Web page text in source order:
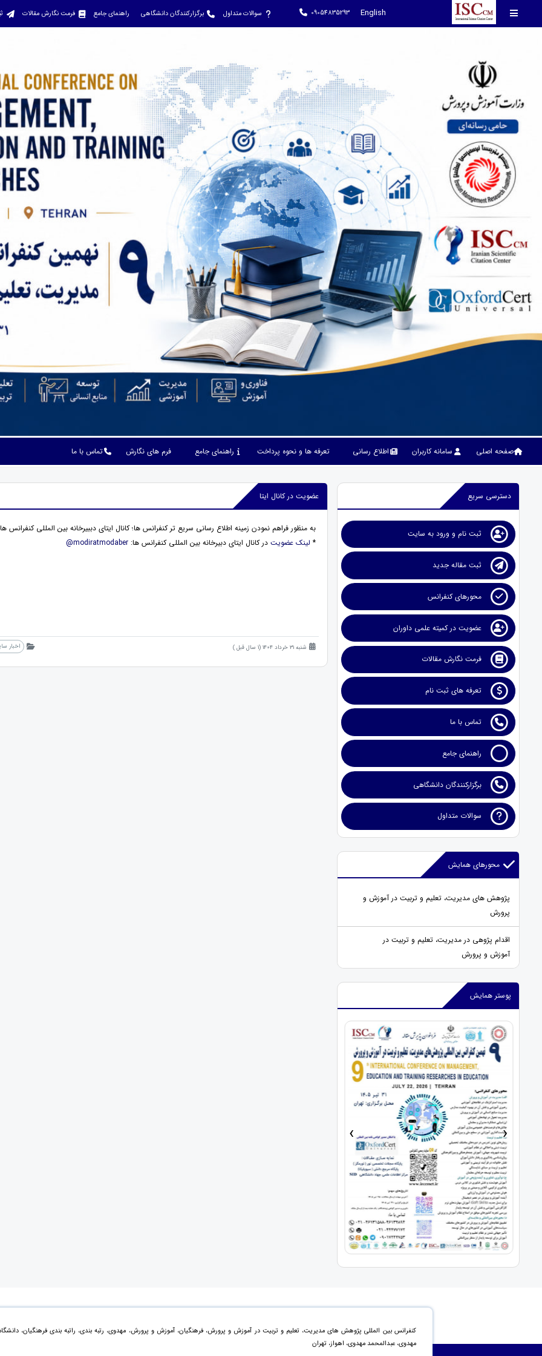
English
09054835293 سوالات متداول برگزارکنندگان دانشگاهی راهنمای جامع فرمت نگارش مقالات
صفحه اصلی سامانه کاربران اطلاع رسانی تعرفه ها و نحوه پرداخت راهنمای جامع فرم های نگارش تماس با ما
دسترسی سریع
ثبت نام و ورود به سایت
ثبت مقاله جدید
محورهای کنفرانس
عضویت در کمیته علمی داوران
فرمت نگارش مقالات
تعرفه های ثبت نام
تماس با ما
راهنمای جامع
برگزارکنندگان دانشگاهی
سوالات متداول
محورهای همایش
پژوهش های مدیریت، تعلیم و تربیت در آموزش و
پرورش
اقدام پژوهی در مدیریت، تعلیم و تربیت در
آموزش و پرورش
پوستر همایش
› ‹
عضویت در کانال ایتا
به منظور فراهم نمودن زمینه اطلاع رسانی سریع تر کنفرانس ها؛ کانال ایتای دببیرخانه بین المللی
* لینک عضویت در کانال ایتای دبیرخانه بین المللی کنفرانس ها:modiratmodaber@
شنبه 31 خرداد 1404 (1 سال قبل ) اخبار
کنفرانس بین المللی پژوهش های مدیریت، تعلیم و تربیت در آموزش و پرورش، فرهنگیان، آموزش و پرورش، مهدوی، رتبه بندی، راتبه بندی فرهنگیان،
مهدوی، عبدالمحمد مهدوی، اهواز، تهران